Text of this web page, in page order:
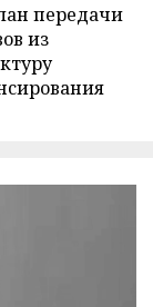
передачи
из